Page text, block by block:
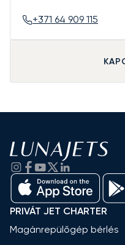
+371 64 909 115
PRIVÁT JET CHARTER
Magánrepülőgép bérlés